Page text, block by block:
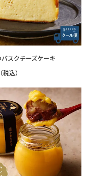
スクチーズケーキ
込）